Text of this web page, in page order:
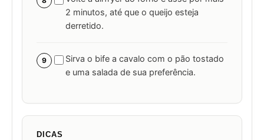
2 minutos, até que o queijo esteja
derretido.
9
Sirva o bife a cavalo com o pão tostado
e uma salada de sua preferência.
DICAS